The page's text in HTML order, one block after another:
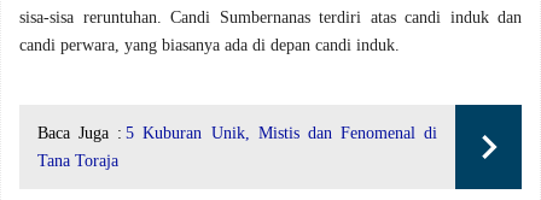
sisa-sisa reruntuhan. Candi Sumbernanas terdiri atas candi induk dan
candi perwara, yang biasanya ada di depan candi induk.
Baca Juga : 5 Kuburan Unik, Mistis dan Fenomenal di
Tana Toraja